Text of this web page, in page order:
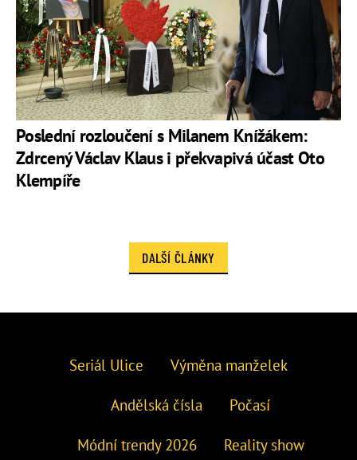
Poslední rozloučení s Milanem Knížákem:
Zdrcený Václav Klaus i překvapivá účast Oto
Klempíře
DALŠÍ ČLÁNKY
Seriál Ulice Výměna manželek
Andělská čísla Počasí
Módní trendy 2026 Reality show